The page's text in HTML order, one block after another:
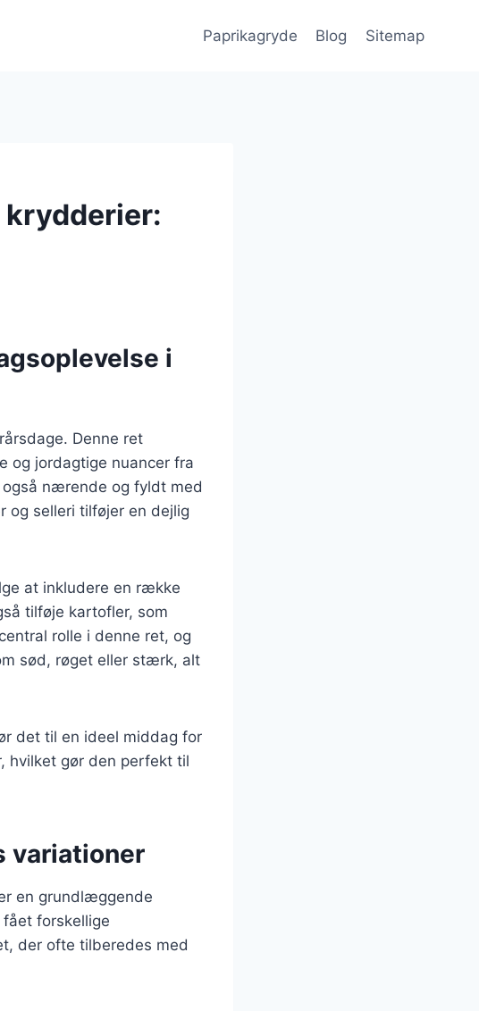
Paprikagryde Blog Sitemap
krydderier:
i
Denne ret
og jordagtige nuancer fra
nærende og fyldt med
og selleri tilføjer en dejlig
at inkludere en række
tilføje kartofler, som
rolle i denne ret, og
sød, røget eller stærk, alt
det til en ideel middag for
hvilket gør den perfekt til
variationer
en grundlæggende
forskellige
der ofte tilberedes med